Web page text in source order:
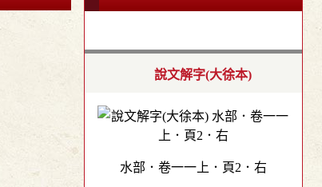
說文解字(大徐本)
水部．卷一一上．頁2．右